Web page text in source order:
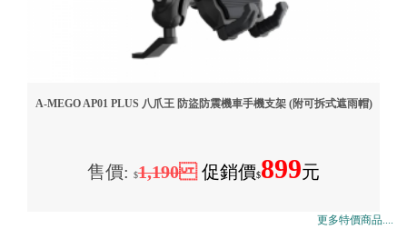
A-MEGO AP01 PLUS 八爪王 防盜防震機車手機支架 (附可拆式遮雨帽)
售價: $1,190 促銷價$899元
更多特價商品....